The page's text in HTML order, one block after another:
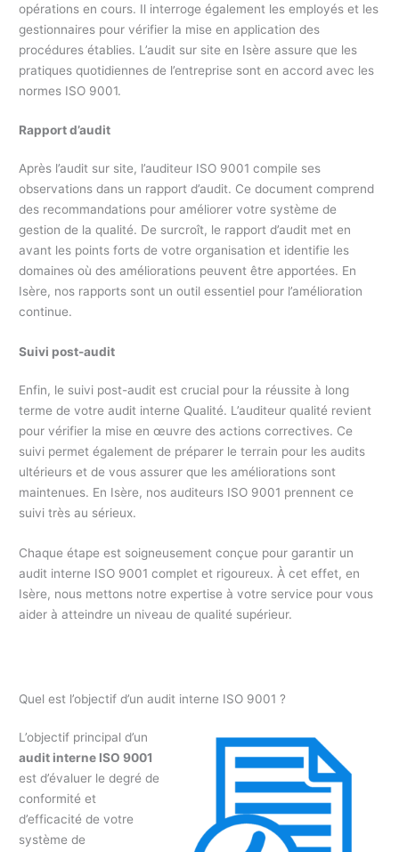
opérations en cours. Il interroge également les employés et les
gestionnaires pour vérifier la mise en application des
procédures établies. L’audit sur site en Isère assure que les
pratiques quotidiennes de l’entreprise sont en accord avec les
normes ISO 9001.
Rapport d’audit
Après l’audit sur site, l’auditeur ISO 9001 compile ses
observations dans un rapport d’audit. Ce document comprend
des recommandations pour améliorer votre système de
gestion de la qualité. De surcroît, le rapport d’audit met en
avant les points forts de votre organisation et identifie les
domaines où des améliorations peuvent être apportées. En
Isère, nos rapports sont un outil essentiel pour l’amélioration
continue.
Suivi post-audit
Enfin, le suivi post-audit est crucial pour la réussite à long
terme de votre audit interne Qualité. L’auditeur qualité revient
pour vérifier la mise en œuvre des actions correctives. Ce
suivi permet également de préparer le terrain pour les audits
ultérieurs et de vous assurer que les améliorations sont
maintenues. En Isère, nos auditeurs ISO 9001 prennent ce
suivi très au sérieux.
Chaque étape est soigneusement conçue pour garantir un
audit interne ISO 9001 complet et rigoureux. À cet effet, en
Isère, nous mettons notre expertise à votre service pour vous
aider à atteindre un niveau de qualité supérieur.
Quel est l’objectif d’un audit interne ISO 9001 ?
L’objectif principal d’un
audit interne ISO 9001
est d’évaluer le degré de
conformité et
d’efficacité de votre
système de